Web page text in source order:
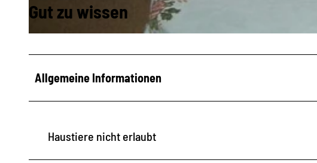
e
Gut zu wissen
Allgemeine Informationen
Haustiere nicht erlaubt